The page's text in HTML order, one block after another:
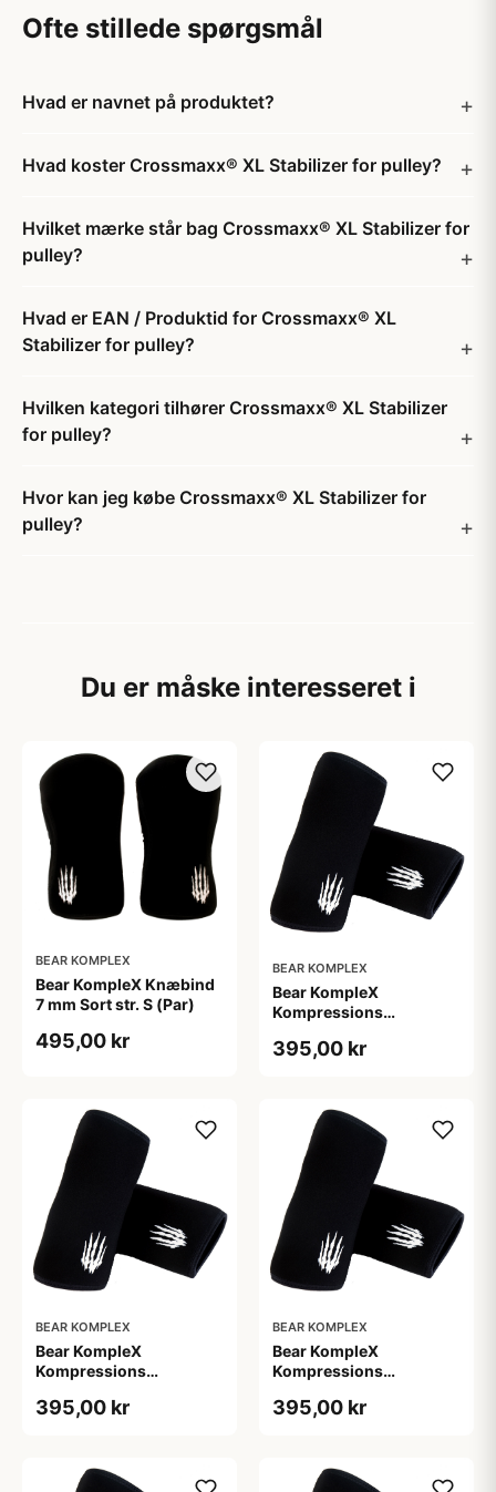
Ofte stillede spørgsmål
Hvad er navnet på produktet?
Hvad koster Crossmaxx® XL Stabilizer for pulley?
Hvilket mærke står bag Crossmaxx® XL Stabilizer for
pulley?
Hvad er EAN / Produktid for Crossmaxx® XL
Stabilizer for pulley?
Hvilken kategori tilhører Crossmaxx® XL Stabilizer
for pulley?
Hvor kan jeg købe Crossmaxx® XL Stabilizer for
pulley?
Du er måske interesseret i
BEAR KOMPLEX
Bear KompleX Knæbind
7 mm Sort str. S (Par)
495,00 kr
BEAR KOMPLEX
Bear KompleX
Kompressions
L
395,00 kr
BEAR KOMPLEX
Bear KompleX
Kompressions
M
395,00 kr
BEAR KOMPLEX
Bear KompleX
Kompressions
S
395,00 kr